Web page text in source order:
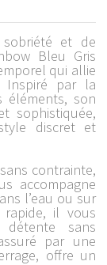
et de
Bleu Gris
qui allie
Inspiré par la
éléments, son
sophistiquée,
discret et
contrainte,
accompagne
l’eau ou sur
il vous
sans
par une
offre un